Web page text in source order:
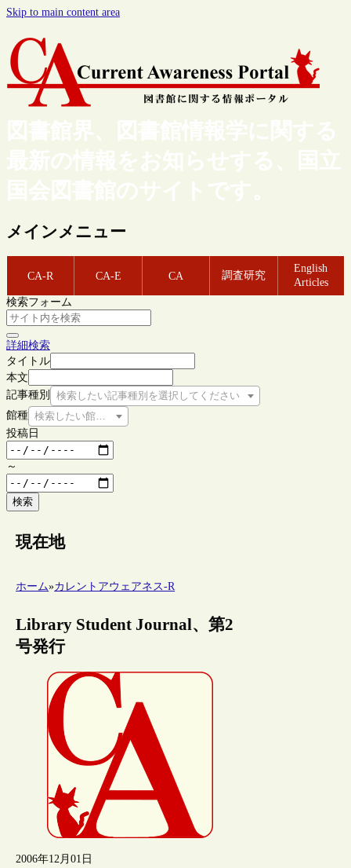
Skip to main content area
図書館界、図書館情報学に関する
最新の情報をお知らせする、国立
国会図書館のサイトです。
メインメニュー
CA-R CA-E CA 調査研究
English
Articles
検索フォーム
詳細検索
タイトル
本文
記事種別
検索したい記事種別を選択してください
館種 検索したい館種を選択してください
投稿日
～
検索
現在地
ホーム»カレントアウェアネス-R
Library Student Journal、第2
号発行
2006年12月01日